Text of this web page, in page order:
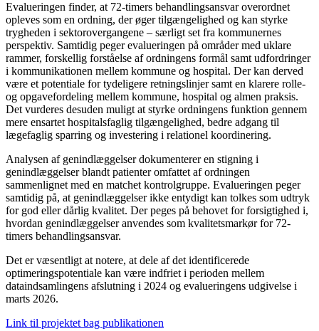
Evalueringen finder, at 72-timers behandlingsansvar overordnet
opleves som en ordning, der øger tilgængelighed og kan styrke
trygheden i sektorovergangene – særligt set fra kommunernes
perspektiv. Samtidig peger evalueringen på områder med uklare
rammer, forskellig forståelse af ordningens formål samt udfordringer
i kommunikationen mellem kommune og hospital. Der kan derved
være et potentiale for tydeligere retningslinjer samt en klarere rolle-
og opgavefordeling mellem kommune, hospital og almen praksis.
Det vurderes desuden muligt at styrke ordningens funktion gennem
mere ensartet hospitalsfaglig tilgængelighed, bedre adgang til
lægefaglig sparring og investering i relationel koordinering.
Analysen af genindlæggelser dokumenterer en stigning i
genindlæggelser blandt patienter omfattet af ordningen
sammenlignet med en matchet kontrolgruppe. Evalueringen peger
samtidig på, at genindlæggelser ikke entydigt kan tolkes som udtryk
for god eller dårlig kvalitet. Der peges på behovet for forsigtighed i,
hvordan genindlæggelser anvendes som kvalitetsmarkør for 72-
timers behandlingsansvar.
Det er væsentligt at notere, at dele af det identificerede
optimeringspotentiale kan være indfriet i perioden mellem
dataindsamlingens afslutning i 2024 og evalueringens udgivelse i
marts 2026.
Link til projektet bag publikationen